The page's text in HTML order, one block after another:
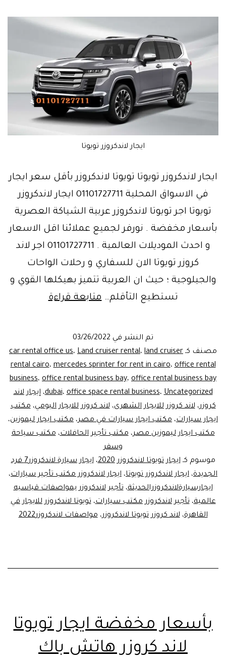
ايجار لاندكروزر تويوتا
ايجار لاندكروزر تويوتا تويوتا لاندكروزر بأقل سعر ايجار
في الاسواق المحلية 01101727711 ايجار لاندكروزر
تويوتا اجر تويوتا لاندكروزر عربية الشياكة العصرية
بأسعار مخفضة . نورفر لجميع عملائنا اقل الاسعار
و احدث الموديلات العالمية . 01101727711 اجر لاند
كروزر تويوتا الان للسفاري و رحلات الواحات
والجيلوجية ؛ حيث ان العربية تتميز بهيكلها القوي و
تستطيع التأقلم…متابعة قراءة
ايجار
لاند
كروزر
سيارة
الدفع
الرباعي
تم النشر في 03/26/2022
مصنف كـ
car rental office us، Land cruiser rental، land cruiser
rental cairo،mercedes sprinter for rent in cairo،office rental
business، office rental business bay، office rental business bay
dubai،office space rental business،Uncategorized ،إيجار لاند
كروزر،لاند كروزر للايجار الشهرى،لاند كروزر للايجار اليومي،مكتب
ايجار سيارات، مكتب ايجار سيارات في مصر، مكتب ايجار ليموزين،
مكتب ايجار ليموزين مصر،مكتب تأجير الحافلات،مكتب سياحة
وسفر
موسوم كـايجار تويوتا لاندكروزر 2020 ،
ايجار سيارة لاندكروزر7 فرد
الجديدة، ايجار لاندكروزر تويوتا، ايجار لاندكروزر مكتب تأجير سيارات،
ايجارسيارةلاندكروزرالحديثة،تأجير لاندكروزر بمواصفات قياسيه
عالمية،تأجير لاندكروزر مكتب سيارات،تويوتا لاندكروزر للايجار في
القاهرة،لاند كروزر تويوتا لاندكروزر،مواصفات لاندكروزر2022
بأسعار مخفضة ايجار تويوتا
لاند كروزر هاتش باك